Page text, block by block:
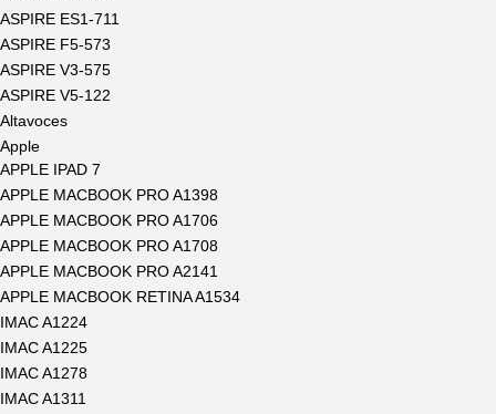
ASPIRE ES1-711
ASPIRE F5-573
ASPIRE V3-575
ASPIRE V5-122
Altavoces
Apple
APPLE IPAD 7
APPLE MACBOOK PRO A1398
APPLE MACBOOK PRO A1706
APPLE MACBOOK PRO A1708
APPLE MACBOOK PRO A2141
APPLE MACBOOK RETINA A1534
IMAC A1224
IMAC A1225
IMAC A1278
IMAC A1311